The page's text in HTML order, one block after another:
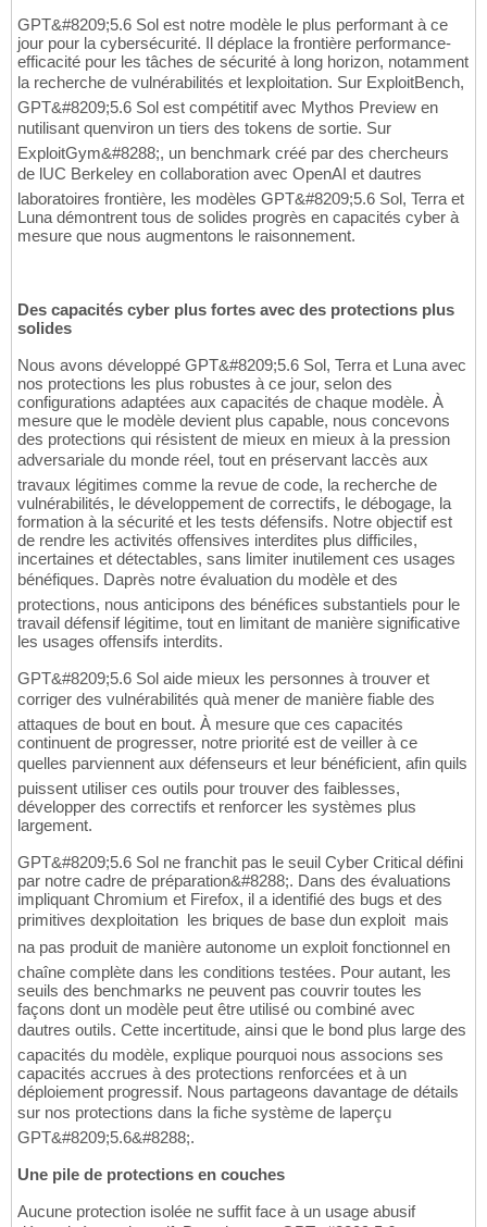
GPT&#8209;5.6 Sol est notre modèle le plus performant à ce
jour pour la cybersécurité. Il déplace la frontière performance-
efficacité pour les tâches de sécurité à long horizon, notamment
la recherche de vulnérabilités et lexploitation. Sur ExploitBench,
GPT&#8209;5.6 Sol est compétitif avec Mythos Preview en
nutilisant quenviron un tiers des tokens de sortie. Sur
ExploitGym&#8288;, un benchmark créé par des chercheurs
de lUC Berkeley en collaboration avec OpenAI et dautres
laboratoires frontière, les modèles GPT&#8209;5.6 Sol, Terra et
Luna démontrent tous de solides progrès en capacités cyber à
mesure que nous augmentons le raisonnement.
Des capacités cyber plus fortes avec des protections plus
solides
Nous avons développé GPT&#8209;5.6 Sol, Terra et Luna avec
nos protections les plus robustes à ce jour, selon des
configurations adaptées aux capacités de chaque modèle. À
mesure que le modèle devient plus capable, nous concevons
des protections qui résistent de mieux en mieux à la pression
adversariale du monde réel, tout en préservant laccès aux
travaux légitimes comme la revue de code, la recherche de
vulnérabilités, le développement de correctifs, le débogage, la
formation à la sécurité et les tests défensifs. Notre objectif est
de rendre les activités offensives interdites plus difficiles,
incertaines et détectables, sans limiter inutilement ces usages
bénéfiques. Daprès notre évaluation du modèle et des
protections, nous anticipons des bénéfices substantiels pour le
travail défensif légitime, tout en limitant de manière significative
les usages offensifs interdits.
GPT&#8209;5.6 Sol aide mieux les personnes à trouver et
corriger des vulnérabilités quà mener de manière fiable des
attaques de bout en bout. À mesure que ces capacités
continuent de progresser, notre priorité est de veiller à ce
quelles parviennent aux défenseurs et leur bénéficient, afin quils
puissent utiliser ces outils pour trouver des faiblesses,
développer des correctifs et renforcer les systèmes plus
largement.
GPT&#8209;5.6 Sol ne franchit pas le seuil Cyber Critical défini
par notre cadre de préparation&#8288;. Dans des évaluations
impliquant Chromium et Firefox, il a identifié des bugs et des
primitives dexploitation  les briques de base dun exploit  mais
na pas produit de manière autonome un exploit fonctionnel en
chaîne complète dans les conditions testées. Pour autant, les
seuils des benchmarks ne peuvent pas couvrir toutes les
façons dont un modèle peut être utilisé ou combiné avec
dautres outils. Cette incertitude, ainsi que le bond plus large des
capacités du modèle, explique pourquoi nous associons ses
capacités accrues à des protections renforcées et à un
déploiement progressif. Nous partageons davantage de détails
sur nos protections dans la fiche système de laperçu
GPT&#8209;5.6&#8288;.
Une pile de protections en couches
Aucune protection isolée ne suffit face à un usage abusif